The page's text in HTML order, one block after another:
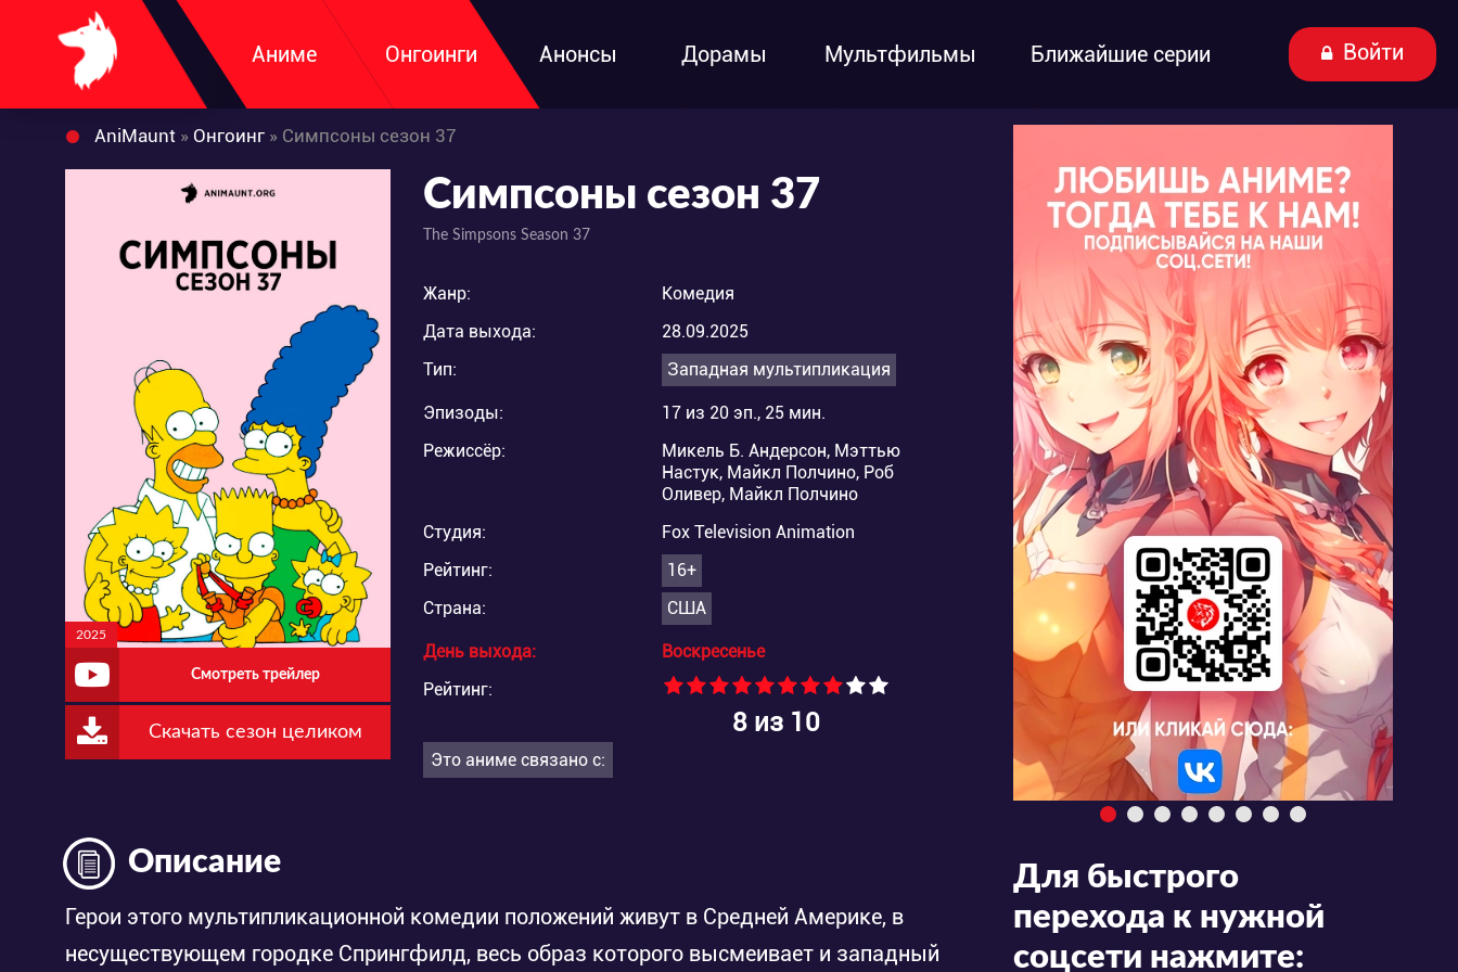
Аниме Онгоинги Анонсы Дорамы Мультфильмы Ближайшие серии Войти
AniMaunt » Онгоинг » Симпсоны сезон 37
2025
Смотреть трейлер
Скачать сезон целиком
Симпсоны сезон 37
The Simpsons Season 37
Жанр:
Комедия
Дата выхода:
28.09.2025
Тип:
Западная мультипликация
Эпизоды:
17 из 20 эп., 25 мин.
Режиссёр:
Микель Б. Андерсон, Мэттью
Настук, Майкл Полчино, Роб
Оливер, Майкл Полчино
Студия:
Fox Television Animation
Рейтинг:
16+
Страна:
США
День выхода:
Воскресенье
Рейтинг:
8из 10
Это аниме связано с:
Описание
Герои этого мультипликационной комедии положений живут в Средней Америке, в
несуществующем городке Спрингфилд, весь образ которого высмеивает и западный
Для быстрого
перехода к нужной
соцсети нажмите: